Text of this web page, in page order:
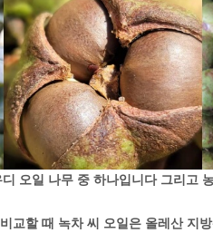
오일 나무 중 하나입니다 그리고
교할 때 녹차 씨 오일은 올레산 지